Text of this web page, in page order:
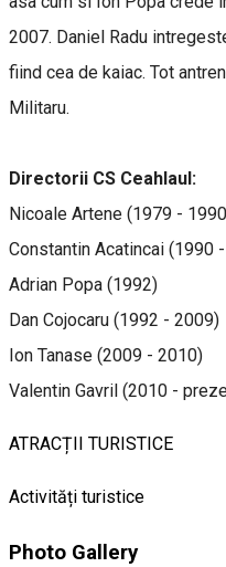
2007. Daniel Radu
fiind cea de kaiac. Tot
Militaru.
Directorii CS Ceahlaul:
Nicoale Artene (1979 -
Constantin Acatincai (1990
Adrian Popa (1992)
Dan Cojocaru (1992 - 2009)
Ion Tanase (2009 - 2010)
Valentin Gavril (2010 -
ATRACȚII TURISTICE
Activități turistice
Photo Gallery